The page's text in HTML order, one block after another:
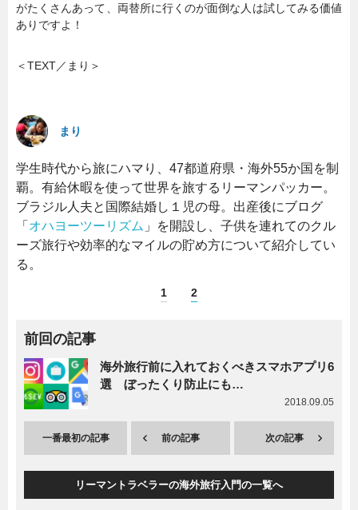
がたくさんあって、両替所に行くのが面倒な人は試してみる価値
ありですよ！
＜TEXT／まり＞
まり
学生時代から旅にハマり、47都道府県・海外55か国を制
覇。有給休暇を使って世界を旅するリーマンパッカー。
ブラジル人夫と国際結婚し１児の母。出産後にブログ
「 オハヨーツーリズム 」を開設し、子供を連れてのクル
ーズ旅行や効率的なマイルの貯め方について紹介してい
る。
1 2
前回の記事
海外旅行前に入れておくべきスマホアプリ6
選 ぼったくり防止にも…
2018.09.05
一番最初の記事 前の記事 次の記事
リーマントラベラーの海外旅行入門の一覧へ